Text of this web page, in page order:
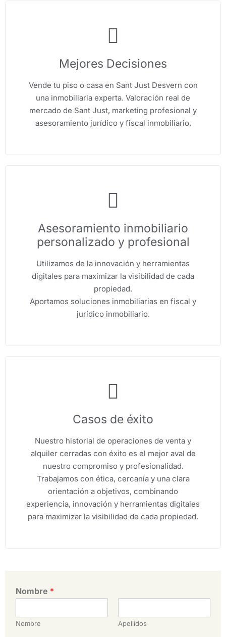
Mejores Decisiones
Vende tu piso o casa en Sant Just Desvern con
una inmobiliaria experta. Valoración real de
mercado de Sant Just, marketing profesional y
asesoramiento jurídico y fiscal inmobiliario.
Asesoramiento inmobiliario
personalizado y profesional
Utilizamos de la innovación y herramientas
digitales para maximizar la visibilidad de cada
propiedad.
Aportamos soluciones inmobiliarias en fiscal y
jurídico inmobiliario.
Casos de éxito
Nuestro historial de operaciones de venta y
alquiler cerradas con éxito es el mejor aval de
nuestro compromiso y profesionalidad.
Trabajamos con ética, cercanía y una clara
orientación a objetivos, combinando
experiencia, innovación y herramientas digitales
para maximizar la visibilidad de cada propiedad.
Nombre *
Nombre Apellidos